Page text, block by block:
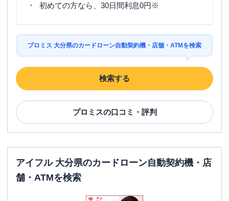
初めての方なら、30日間利息0円※
プロミス 大分県のカードローン自動契約機・店舗・ATMを検索
検索する
プロミスの口コミ・評判
アイフル 大分県のカードローン自動契約機・店
舗・ATMを検索